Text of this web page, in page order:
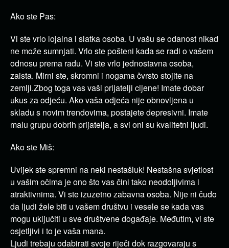
Ako ste Pas:
Vi ste vrlo lojalna i slatka osoba. U vašu se odanost nikad
ne može sumnjati. Vrlo ste pošteni kada se radi o vašem
odnosu prema radu. Vi ste vrlo jednostavna osoba,
zaista. Mirni ste, skromni i nogama čvrsto stojite na
zemlji.Zbog toga vas vaši prijatelji cijene! Imate dobar
ukus za odjeću. Ako vaša odjeća nije obnovljena u
skladu s novim trendovima, postajete depresivni. Imate
malu grupu dobrih prijatelja, a svi oni su kvalitetni ljudi.
Ako ste Miš:
Uvijek ste spremni na neki nestašluk! Nestašna svjetlost
u vašim očima je ono što vas čini tako neodoljivima i
atraktivnima. Vi ste izuzetno zabavna osoba. Nije ni čudo
da ljudi žele biti u vašem društvu i vesele se kada vas
mogu uključiti u sve društvene događaje. Međutim, vi ste
osjetljivi i to je vaša mana.
Ljudi trebaju odabirati svoje riječi dok razgovaraju s